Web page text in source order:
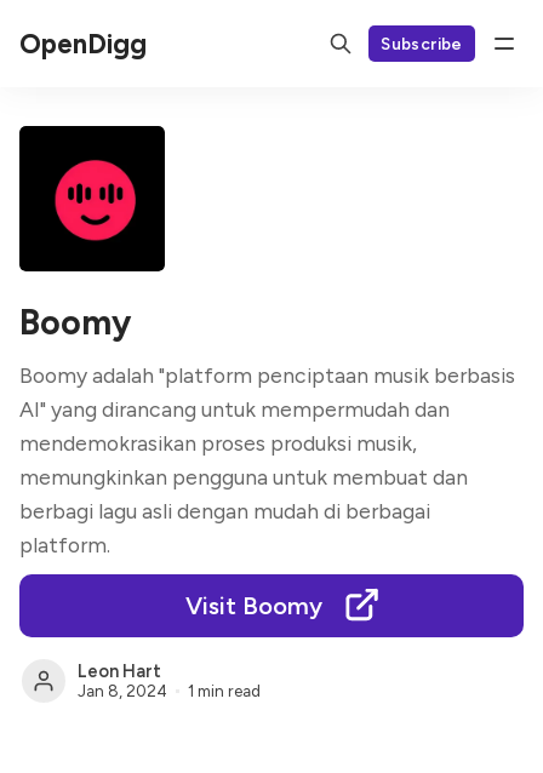
OpenDigg Subscribe
Boomy
Boomy adalah "platform penciptaan musik berbasis
AI" yang dirancang untuk mempermudah dan
mendemokrasikan proses produksi musik,
memungkinkan pengguna untuk membuat dan
berbagi lagu asli dengan mudah di berbagai
platform.
Visit Boomy
Leon Hart
Jan 8, 2024 1 min read